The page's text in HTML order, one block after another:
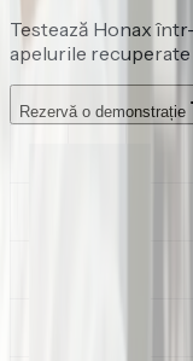
Testează Honax
apelurile
Rezervă o demonstrație